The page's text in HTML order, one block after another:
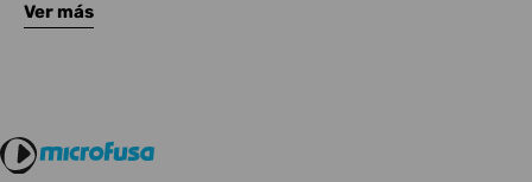
Complementa tu instrumento con amplificadores de
Ver más